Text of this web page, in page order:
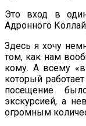
Это вход в
Адронного
Здесь я хочу
том, как нам
кому. А всему
который
посещение
экскурсией, а
огромным